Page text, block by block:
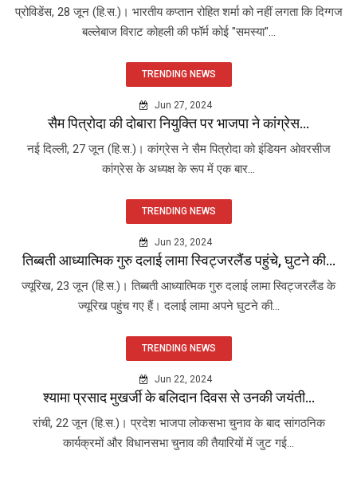
प्रोविडेंस, 28 जून (हि.स.)। भारतीय कप्तान रोहित शर्मा को नहीं लगता कि दिग्गज
बल्लेबाज विराट कोहली की फॉर्म कोई "समस्या"...
TRENDING NEWS
Jun 27, 2024
सैम पित्रोदा की दोबारा नियुक्ति पर भाजपा ने कांग्रेस...
नई दिल्ली, 27 जून (हि.स.)। कांग्रेस ने सैम पित्रोदा को इंडियन ओवरसीज
कांग्रेस के अध्यक्ष के रूप में एक बार...
TRENDING NEWS
Jun 23, 2024
तिब्बती आध्यात्मिक गुरु दलाई लामा स्विट्जरलैंड पहुंचे, घुटने की...
ज्यूरिख, 23 जून (हि.स.)। तिब्बती आध्यात्मिक गुरु दलाई लामा स्विट्जरलैंड के
ज्यूरिख पहुंच गए हैं। दलाई लामा अपने घुटने की...
TRENDING NEWS
Jun 22, 2024
श्यामा प्रसाद मुखर्जी के बलिदान दिवस से उनकी जयंती...
रांची, 22 जून (हि.स.)। प्रदेश भाजपा लोकसभा चुनाव के बाद सांगठनिक
कार्यक्रमों और विधानसभा चुनाव की तैयारियों में जुट गई...